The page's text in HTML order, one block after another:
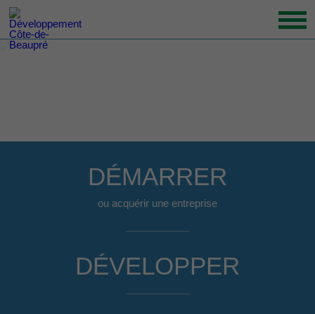
CLD_010
DÉMARRER
ou acquérir une entreprise
DÉVELOPPER